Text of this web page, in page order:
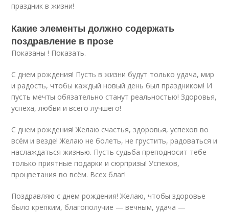
праздник в жизни!
Какие элементы должно содержать
поздравление в прозе
Показаны ! Показать.
C днем рождения! Пусть в жизни будут только удача, мир
и радость, чтобы каждый новый день был праздником! И
пусть мечты обязательно станут реальностью! Здоровья,
успеха, любви и всего лучшего!
С днем рождения! Желаю счастья, здоровья, успехов во
всём и везде! Желаю не болеть, не грустить, радоваться и
наслаждаться жизнью. Пусть судьба преподносит тебе
только приятные подарки и сюрпризы! Успехов,
процветания во всём. Всех благ!
Поздравляю с днем рождения! Желаю, чтобы здоровье
было крепким, благополучие — вечным, удача —